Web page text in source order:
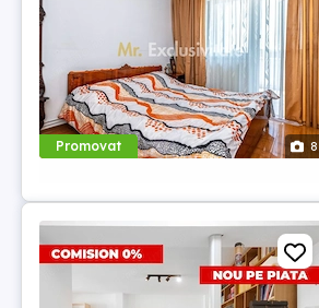
Promovat 8